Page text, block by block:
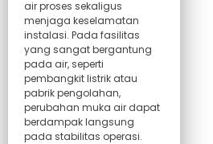
air proses sekaligus
menjaga keselamatan
instalasi. Pada fasilitas
yang sangat bergantung
pada air, seperti
pembangkit listrik atau
pabrik pengolahan,
perubahan muka air dapat
berdampak langsung
pada stabilitas operasi.